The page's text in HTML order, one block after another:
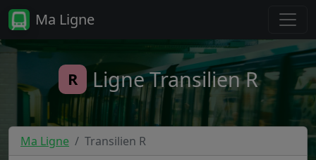
Ma Ligne
R Ligne Transilien R
Ma Ligne Transilien R